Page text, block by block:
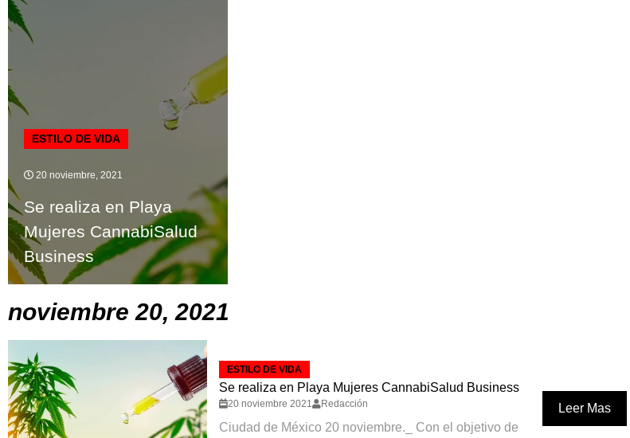
ESTILO DE VIDA
20 noviembre, 2021
Se realiza en Playa
Mujeres CannabiSalud
Business
noviembre 20, 2021
ESTILO DE VIDA
Se realiza en Playa Mujeres CannabiSalud Business
20 noviembre 2021 Redacción
Ciudad de México 20 noviembre._ Con el objetivo de
Leer Mas